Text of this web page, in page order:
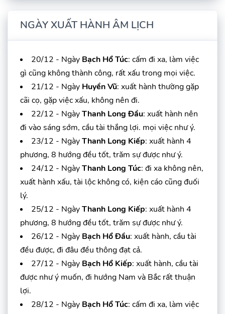
NGÀY XUẤT HÀNH ÂM LỊCH
20/12 - Ngày Bạch Hổ Túc: cấm đi xa, làm việc
gì cũng không thành công, rất xấu trong mọi việc.
21/12 - Ngày Huyền Vũ: xuất hành thường gặp
cãi cọ, gặp việc xấu, không nên đi.
22/12 - NgàyThanh Long Đầu: xuất hành nên
đi vào sáng sớm, cầu tài thắng lợi. mọi việc như ý.
23/12 - NgàyThanh Long Kiếp: xuất hành 4
phương, 8 hướng đều tốt, trăm sự được như ý.
24/12 - NgàyThanh Long Túc: đi xa không nên,
xuất hành xấu, tài lộc không có, kiện cáo cũng đuối
lý.
25/12 - NgàyThanh Long Kiếp: xuất hành 4
phương, 8 hướng đều tốt, trăm sự được như ý.
26/12 - Ngày Bạch Hổ Đầu: xuất hành, cầu tài
đều được, đi đâu đều thông đạt cả.
27/12 - Ngày Bạch Hổ Kiếp: xuất hành, cầu tài
được như ý muốn, đi hướng Nam và Bắc rất thuận
lợi.
28/12 - Ngày Bạch Hổ Túc: cấm đi xa, làm việc